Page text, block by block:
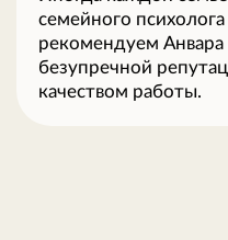
семейного
рекомендуем Анвара
безупречной
качеством работы.